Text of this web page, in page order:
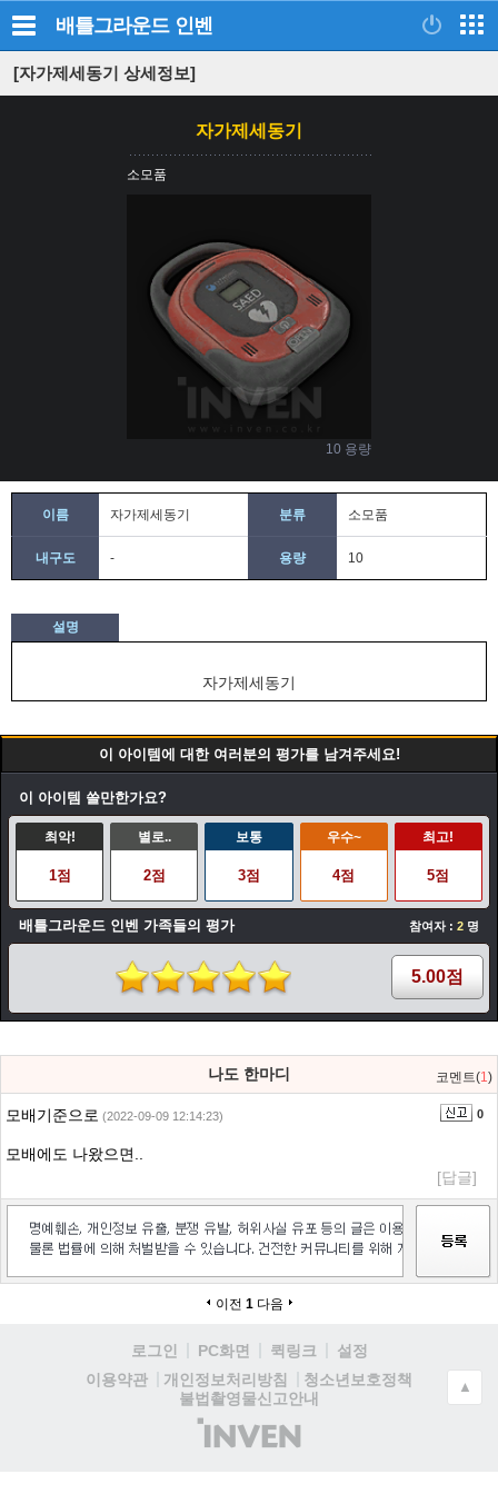
배틀그라운드 인벤
[자가제세동기 상세정보]
자가제세동기
소모품
10 용량
이름 자가제세동기 분류 소모품
내구도 - 용량 10
설명
자가제세동기
이 아이템에 대한 여러분의 평가를 남겨주세요!
이 아이템 쓸만한가요?
최악!
1점
별로..
2점
보통
3점
우수~
4점
최고!
5점
배틀그라운드 인벤 가족들의 평가 참여자 : 2 명
5.00점
나도 한마디 코멘트(1)
모배기준으로 (2022-09-09 12:14:23) 0
모배에도 나왔으면..
[답글]
이전 1 다음
로그인 PC화면 퀵링크
설정
이용약관
개인정보처리방침
청소년보호정책
불법촬영물신고안내
(주)
인
▲